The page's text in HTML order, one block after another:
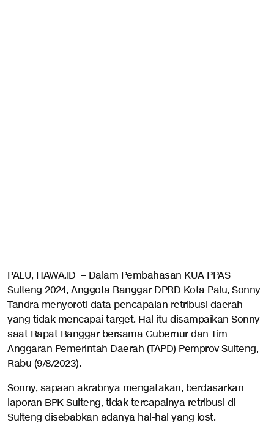
PALU, HAWA.ID – Dalam Pembahasan KUA PPAS
Sulteng 2024, Anggota Banggar DPRD Kota Palu, Sonny
Tandra menyoroti data pencapaian retribusi daerah
yang tidak mencapai target. Hal itu disampaikan Sonny
saat Rapat Banggar bersama Gubernur dan Tim
Anggaran Pemerintah Daerah (TAPD) Pemprov Sulteng,
Rabu (9/8/2023).
Sonny, sapaan akrabnya mengatakan, berdasarkan
laporan BPK Sulteng, tidak tercapainya retribusi di
Sulteng disebabkan adanya hal-hal yang lost.